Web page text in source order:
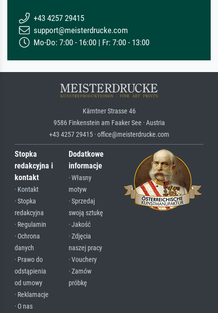
+43 4257 29415
support@meisterdrucke.com
Mo-Do: 7:00 - 16:00 | Fr: 7:00 - 13:00
Kärntner Strasse 46
9586 Finkenstein am Faaker See · Austria
+43 4257 29415 · office@meisterdrucke.com
Stopka
redakcyjna i
kontakt
· Kontakt
· Stopka
redakcyjna
· Regulamin
· Ochrona
danych
· Prawo do
odstąpienia
od umowy
· Reklamacje
· O nas
Dodatkowe
informacje
· Własny
motyw
· Sprzedaj
swoją sztukę
· Jakość
· Zdjęcia
naszej pracy
· Vouchery
· Zamów
próbkę